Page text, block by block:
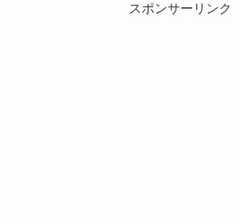
スポンサーリンク